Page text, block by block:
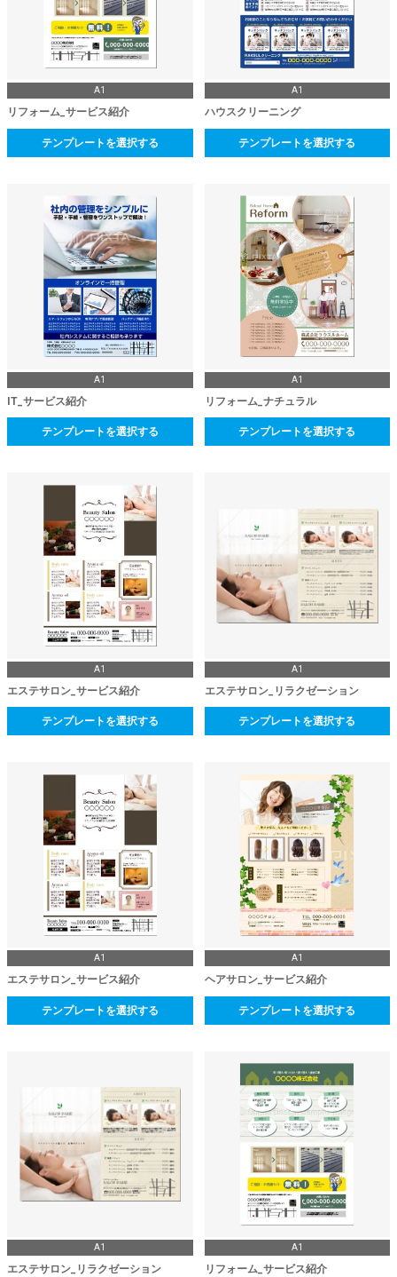
A1
リフォーム_サービス紹介
テンプレートを選択する
A1
ハウスクリーニング
テンプレートを選択する
A1
IT_サービス紹介
テンプレートを選択する
A1
リフォーム_ナチュラル
テンプレートを選択する
A1
エステサロン_サービス紹介
テンプレートを選択する
A1
エステサロン_リラクゼーション
テンプレートを選択する
A1
エステサロン_サービス紹介
テンプレートを選択する
A1
ヘアサロン_サービス紹介
テンプレートを選択する
A1
エステサロン_リラクゼーション
A1
リフォーム_サービス紹介